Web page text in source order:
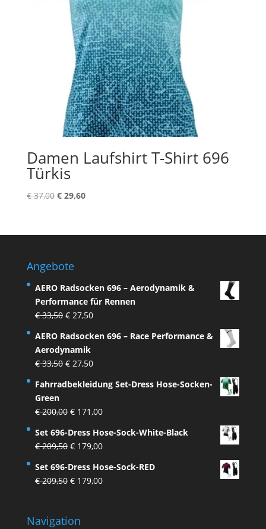
Damen Laufshirt T-Shirt 696
Türkis
€37,00 Ursprünglicher
€ 37,00
€29,60Aktueller
€ 29,60.
Angebote
AERO Radsocken 696 – Aerodynamik &
Performance für Rennen
€33,50 Ursprünglicher
war:
€ 33,50
€27,50Aktueller
ist:
AERO Radsocken 696 – Race Performance &
Aerodynamik
€33,50 Ursprünglicher
war:
€27,50Aktueller
ist:
Fahrradbekleidung Set-Dress Hose-Socken-
Green
€200,00 Ursprünglicher
war:
€ 200,00
€171,00Aktueller
ist:
€ 171,00.
Set 696-Dress Hose-Sock-White-Black
€209,50 Ursprünglicher
war:
€ 209,50
€179,00Aktueller
ist:
€ 179,00.
Set 696-Dress Hose-Sock-RED
€209,50 Ursprünglicher
€ 209,50
€179,00Aktueller
Navigation